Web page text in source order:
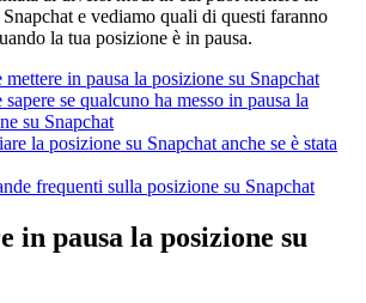
e vediamo quali di questi faranno
la tua posizione è in pausa.
mettere in pausa la posizione su Snapchat
sapere se qualcuno ha messo in pausa la
su Snapchat
la posizione su Snapchat anche se è stata
frequenti sulla posizione su Snapchat
in pausa la posizione su